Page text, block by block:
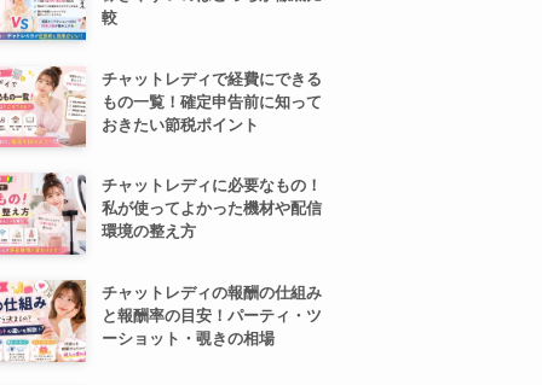
較
チャットレディで経費にできる
もの一覧！確定申告前に知って
おきたい節税ポイント
チャットレディに必要なもの！
私が使ってよかった機材や配信
環境の整え方
チャットレディの報酬の仕組み
と報酬率の目安！パーティ・ツ
ーショット・覗きの相場